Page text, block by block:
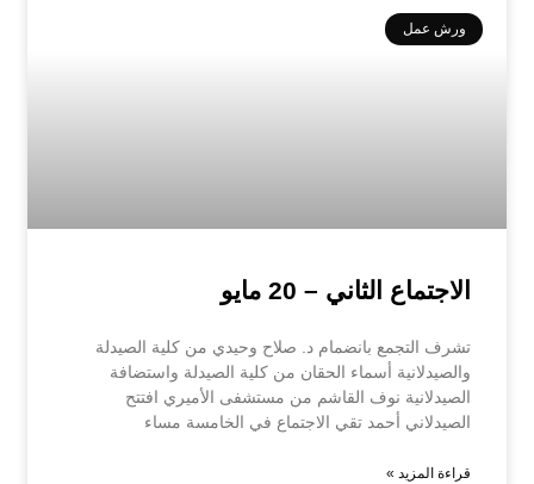
ورش عمل
الاجتماع الثاني – 20 مايو
تشرف التجمع بانضمام د. صلاح وحيدي من كلية الصيدلة
والصيدلانية أسماء الحقان من كلية الصيدلة واستضافة
الصيدلانية نوف القاشم من مستشفى الأميري افتتح
الصيدلاني أحمد تقي الاجتماع في الخامسة مساء
قراءة المزيد »